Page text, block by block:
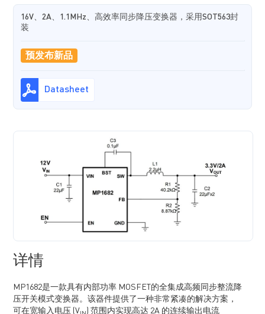
16V、2A、1.1MHz、高效率同步降压变换器，采用SOT563封
装
预发布新品
Datasheet
详情
MP1682是一款具有内部功率 MOSFET的全集成高频同步整流降
压开关模式变换器。该器件提供了一种非常紧凑的解决方案，
可在宽输入电压 (V
) 范围内实现高达 2A 的连续输出电流